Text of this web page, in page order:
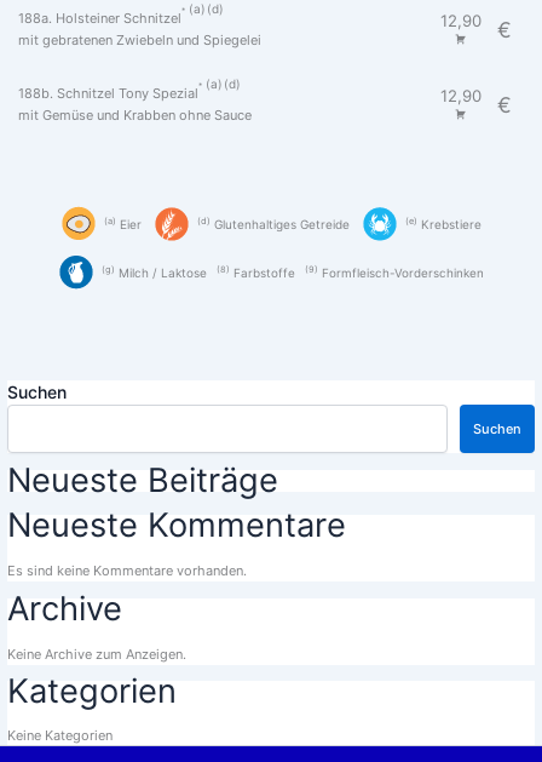
188a. Holsteiner Schnitzel
a d
12,90 €
mit gebratenen Zwiebeln und Spiegelei
188b. Schnitzel Tony Spezial
a d
12,90 €
mit Gemüse und Krabben ohne Sauce
a Eier d Glutenhaltiges Getreide e Krebstiere
g Milch / Laktose 8 Farbstoffe 9 Formfleisch-Vorderschinken
Suchen
Suchen
Neueste Beiträge
Neueste Kommentare
Es sind keine Kommentare vorhanden.
Archive
Keine Archive zum Anzeigen.
Kategorien
Keine Kategorien